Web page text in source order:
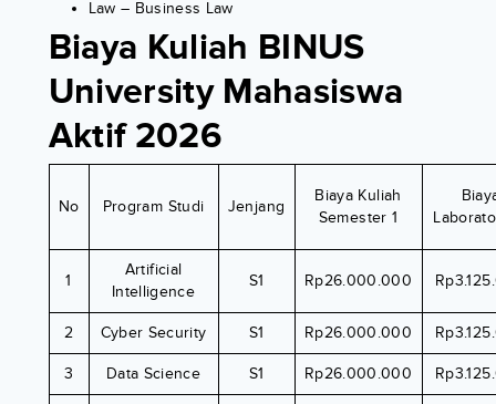
Law – Business Law
Biaya Kuliah BINUS
University Mahasiswa
Aktif 2026
No Program Studi Jenjang
Biaya Kuliah
Semester 1
1
Artificial
Intelligence
S1 Rp26.000.000
2 Cyber Security S1 Rp26.000.000
3 Data Science S1 Rp26.000.000